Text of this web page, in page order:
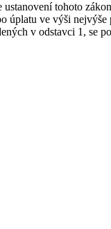
tohoto
úplatu ve výši nejvýše
v odstavci 1, se